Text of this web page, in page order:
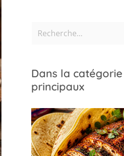
Dans la
principaux